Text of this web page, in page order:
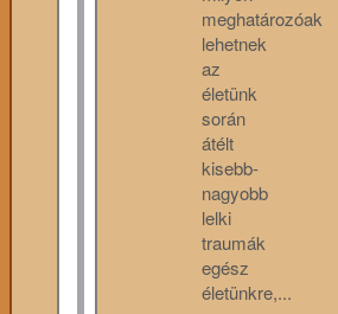
meghatározóak
lehetnek
az
életünk
során
átélt
kisebb-
nagyobb
lelki
traumák
egész
életünkre,...